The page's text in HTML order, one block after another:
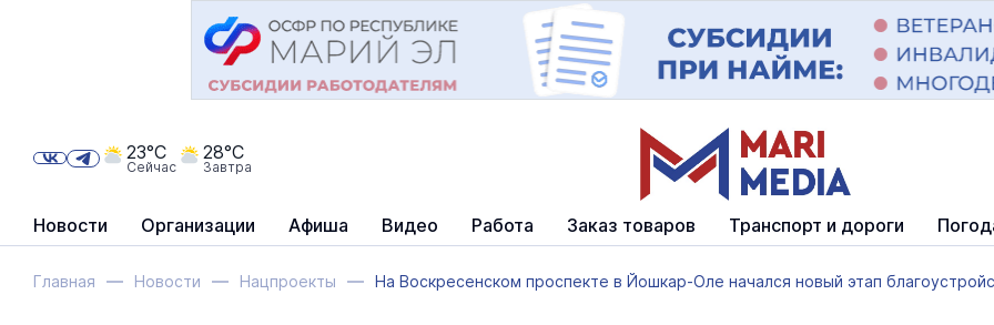
Новости Организации Афиша Видео Работа Заказ товаров Транспорт и дороги
23°C
Сейчас
28°C
Завтра
Главная Новости Нацпроекты На Воскресенском проспекте в Йошкар-Оле начался новый этап